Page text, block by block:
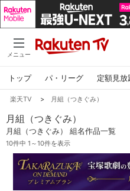
メニュー
トップ パ・リーグ 定額見放
楽天TV > 月組（つきぐみ）
月組（つきぐみ）
月組（つきぐみ） 組名作品一覧
10件中 1～10件を表示